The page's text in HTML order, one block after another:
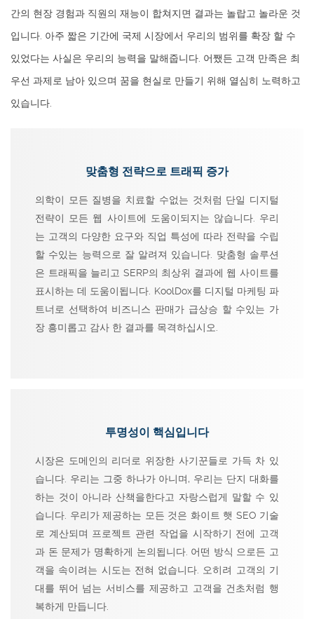
간의 현장 경험과 직원의 재능이 합쳐지면 결과는 놀랍고 놀라운 것
입니다. 아주 짧은 기간에 국제 시장에서 우리의 범위를 확장 할 수
있었다는 사실은 우리의 능력을 말해줍니다. 어쨌든 고객 만족은 최
우선 과제로 남아 있으며 꿈을 현실로 만들기 위해 열심히 노력하고
있습니다.
맞춤형 전략으로 트래픽 증가
의학이 모든 질병을 치료할 수없는 것처럼 단일 디지털
전략이 모든 웹 사이트에 도움이되지는 않습니다. 우리
는 고객의 다양한 요구와 직업 특성에 따라 전략을 수립
할 수있는 능력으로 잘 알려져 있습니다. 맞춤형 솔루션
은 트래픽을 늘리고 SERP의 최상위 결과에 웹 사이트를
표시하는 데 도움이됩니다. KoolDox를 디지털 마케팅 파
트너로 선택하여 비즈니스 판매가 급상승 할 수있는 가
장 흥미롭고 감사 한 결과를 목격하십시오.
투명성이 핵심입니다
시장은 도메인의 리더로 위장한 사기꾼들로 가득 차 있
습니다. 우리는 그중 하나가 아니며, 우리는 단지 대화를
하는 것이 아니라 산책을한다고 자랑스럽게 말할 수 있
습니다. 우리가 제공하는 모든 것은 화이트 햇 SEO 기술
로 계산되며 프로젝트 관련 작업을 시작하기 전에 고객
과 돈 문제가 명확하게 논의됩니다. 어떤 방식 으로든 고
객을 속이려는 시도는 전혀 없습니다. 오히려 고객의 기
대를 뛰어 넘는 서비스를 제공하고 고객을 건초처럼 행
복하게 만듭니다.